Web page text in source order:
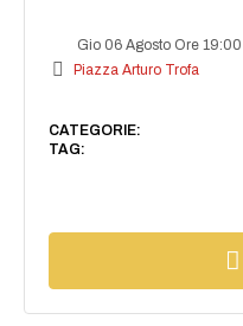
Gio 06 Agosto Ore 19:00
Piazza Arturo Trofa
CATEGORIE:
TAG: